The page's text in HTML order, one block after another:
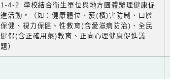
1-4-2 學校結合衛生單位與地方團體辦理健康促
進活動。（如：健康體位、菸(檳)害防制、口腔
保健、視力保健、性教育(含愛滋病防治)、全民
健保(含正確用藥)教育、正向心理健康促進議
題）